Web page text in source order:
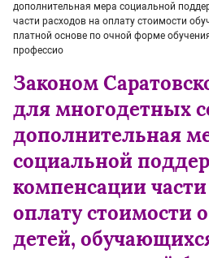
дополнительная мера социальной
части расходов на оплату стоимости
платной основе по очной форме
профессио
Законом
для многодетных
дополнительная
социальной
компенсации
оплату стоимости
детей,